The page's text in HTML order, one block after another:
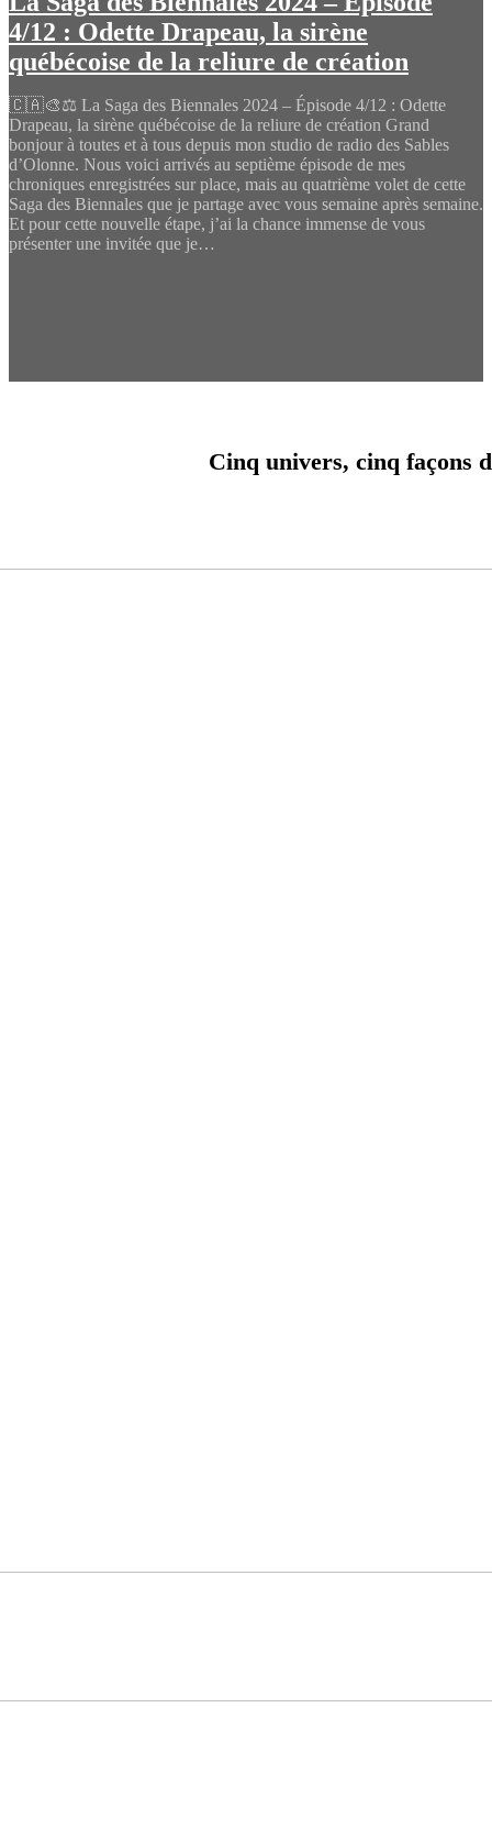
4/12 : Odette Drapeau, la sirène
québécoise de la reliure de création
🇨🇦🎨⚖️ La Saga des Biennales 2024 – Épisode 4/12 : Odette
Drapeau, la sirène québécoise de la reliure de création Grand
bonjour à toutes et à tous depuis mon studio de radio des Sables
d’Olonne. Nous voici arrivés au septième épisode de mes
chroniques enregistrées sur place, mais au quatrième volet de cette
Saga des Biennales que je partage avec vous semaine après semaine.
Et pour cette nouvelle étape, j’ai la chance immense de vous
présenter une invitée que je…
Cinq univers, cinq façons